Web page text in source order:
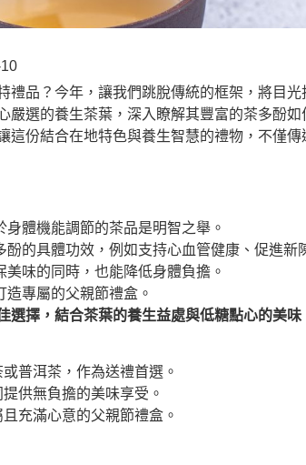
品？今年，讓我們跳脫傳統的框架，將目
嚴選的養生茶葉，深入瞭解其豐富的茶多酚如
份結合在地特色與養生智慧的禮物，不僅
體機能調節的茶品是明智之舉。
的具體功效，例如支持心血管健康、促進新
味的同時，也能降低身體負擔。
專屬的父親節禮盒。
擇，結合茶葉的養生益處與低糖點心的美
普洱茶，作為送禮首選。
供無負擔的美味享受。
充滿心意的父親節禮盒。